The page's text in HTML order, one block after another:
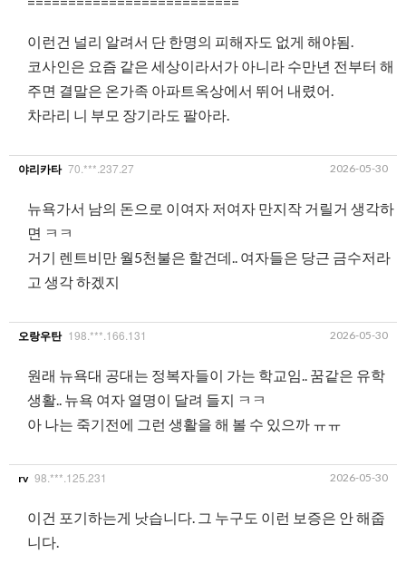
이런건 널리 알려서 단 한명의 피해자도 없게 해야됨.
코사인은 요즘 같은 세상이라서가 아니라 수만년 전부터 해
주면 결말은 온가족 아파트옥상에서 뛰어 내렸어.
차라리 니 부모 장기라도 팔아라.
야리카타 70.***.237.27 2026-05-30
뉴욕가서 남의 돈으로 이여자 저여자 만지작 거릴거 생각하
면 ㅋㅋ
거기 렌트비만 월5천불은 할건데.. 여자들은 당근 금수저라
고 생각 하겠지
오랑우탄 198.***.166.131 2026-05-30
원래 뉴욕대 공대는 정복자들이 가는 학교임.. 꿈같은 유학
생활.. 뉴욕 여자 열명이 달려 들지 ㅋㅋ
아 나는 죽기전에 그런 생활을 해 볼 수 있으까 ㅠㅠ
rv 98.***.125.231 2026-05-30
이건 포기하는게 낫습니다. 그 누구도 이런 보증은 안 해줍
니다.